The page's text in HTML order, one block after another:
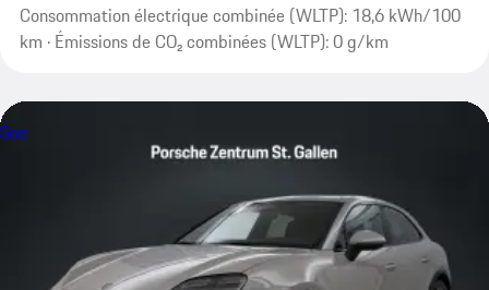
Consommation électrique combinée (WLTP): 18,6 kWh/100
km · Émissions de CO₂ combinées (WLTP): 0 g/km
Son